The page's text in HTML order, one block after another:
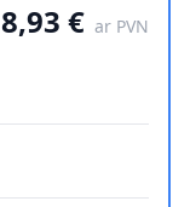
8,93 € ar PVN